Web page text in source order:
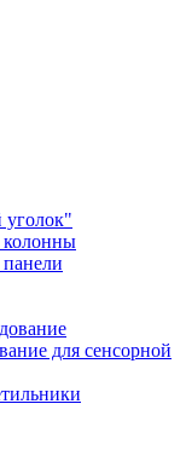
для сенсорной